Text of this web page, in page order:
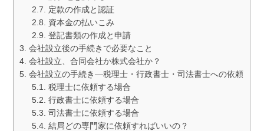
定款の作成と認証
資本金の払いこみ
登記書類の作成と申請
会社設立後の手続きで必要なこと
会社設立、合同会社か株式会社か？
会社設立の手続き―税理士・行政書士・司法書士への依頼
税理士に依頼する場合
行政書士に依頼する場合
司法書士に依頼する場合
結局どの専門家に依頼すればいいの？